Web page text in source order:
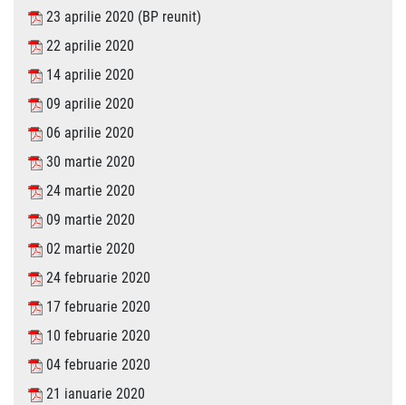
23 aprilie 2020 (BP reunit)
22 aprilie 2020
14 aprilie 2020
09 aprilie 2020
06 aprilie 2020
30 martie 2020
24 martie 2020
09 martie 2020
02 martie 2020
24 februarie 2020
17 februarie 2020
10 februarie 2020
04 februarie 2020
21 ianuarie 2020